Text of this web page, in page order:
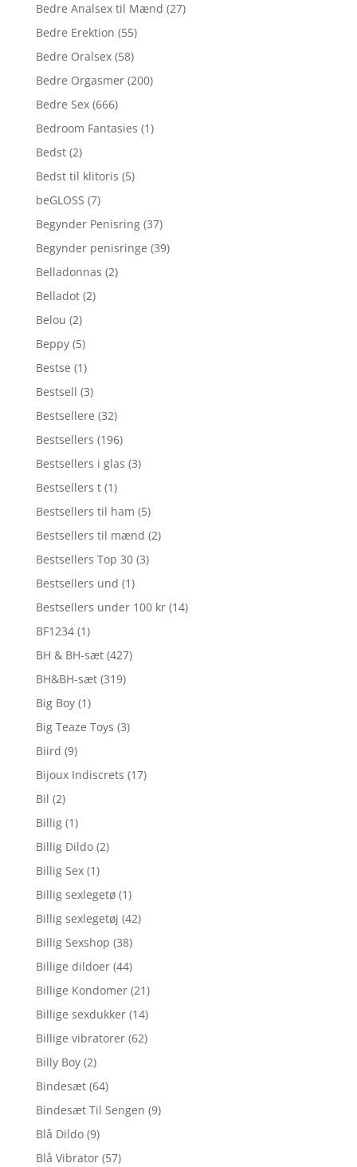
Bedre Analsex til Mænd (27)
Bedre Erektion (55)
Bedre Oralsex (58)
Bedre Orgasmer (200)
Bedre Sex (666)
Bedroom Fantasies (1)
Bedst (2)
Bedst til klitoris (5)
beGLOSS (7)
Begynder Penisring (37)
Begynder penisringe (39)
Belladonnas (2)
Belladot (2)
Belou (2)
Beppy (5)
Bestse (1)
Bestsell (3)
Bestsellere (32)
Bestsellers (196)
Bestsellers i glas (3)
Bestsellers t (1)
Bestsellers til ham (5)
Bestsellers til mænd (2)
Bestsellers Top 30 (3)
Bestsellers und (1)
Bestsellers under 100 kr (14)
BF1234 (1)
BH & BH-sæt (427)
BH&BH-sæt (319)
Big Boy (1)
Big Teaze Toys (3)
Biird (9)
Bijoux Indiscrets (17)
Bil (2)
Billig (1)
Billig Dildo (2)
Billig Sex (1)
Billig sexlegetø (1)
Billig sexlegetøj (42)
Billig Sexshop (38)
Billige dildoer (44)
Billige Kondomer (21)
Billige sexdukker (14)
Billige vibratorer (62)
Billy Boy (2)
Bindesæt (64)
Bindesæt Til Sengen (9)
Blå Dildo (9)
Blå Vibrator (57)